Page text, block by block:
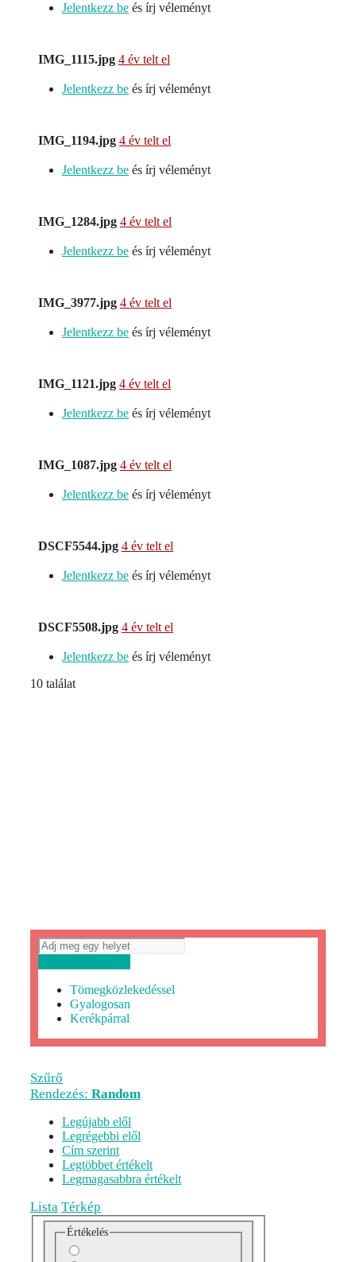
Jelentkezz be és írj véleményt
IMG_1115.jpg 4 év telt el
Jelentkezz be és írj véleményt
IMG_1194.jpg 4 év telt el
Jelentkezz be és írj véleményt
IMG_1284.jpg 4 év telt el
Jelentkezz be és írj véleményt
IMG_3977.jpg 4 év telt el
Jelentkezz be és írj véleményt
IMG_1121.jpg 4 év telt el
Jelentkezz be és írj véleményt
IMG_1087.jpg 4 év telt el
Jelentkezz be és írj véleményt
DSCF5544.jpg 4 év telt el
Jelentkezz be és írj véleményt
DSCF5508.jpg 4 év telt el
Jelentkezz be és írj véleményt
10 találat
Tömegközlekedéssel
Gyalogosan
Kerékpárral
Szűrő
Rendezés: Random
Legújabb elől
Legrégebbi elől
Cím szerint
Legtöbbet értékelt
Legmagasabbra értékelt
Lista Térkép
Értékelés